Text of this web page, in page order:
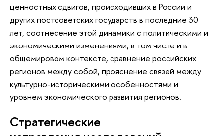
ценностных сдвигов, происходивших в России и
других постсоветских государств в последние 30
лет, соотнесение этой динамики с политическими и
экономическими изменениями, в том числе и в
общемировом контексте, сравнение российских
регионов между собой, прояснение связей между
культурно-историческими особенностями и
уровнем экономического развития регионов.
Стратегические